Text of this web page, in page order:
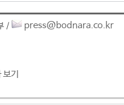
/ press@bodnara.co.kr
기